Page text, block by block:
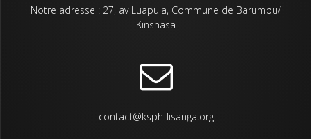
Notre adresse : 27, av Luapula, Commune de Barumbu/
Kinshasa
contact@ksph-lisanga.org